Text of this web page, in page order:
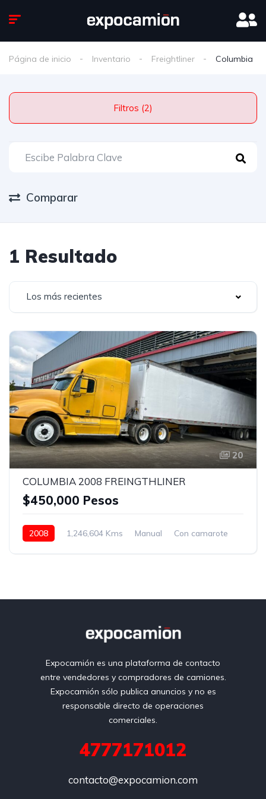
Página de inicio Inventario Freightliner Columbia
Filtros (2)
Comparar
1 Resultado
Los más recientes
20
COLUMBIA 2008 FREINGTHLINER
$450,000 Pesos
2008 1,246,604 Kms Manual
Con camarote
Expocamión es una plataforma de contacto
entre vendedores y compradores de camiones.
Expocamión sólo publica anuncios y no es
responsable directo de operaciones
comerciales.
4777171012
contacto@expocamion.com